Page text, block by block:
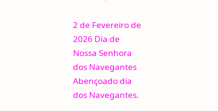
2 de Fevereiro de
2026 Dia de
Nossa Senhora
dos Navegantes
Abençoado dia
dos Navegantes.